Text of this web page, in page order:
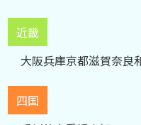
石川
東海
愛知